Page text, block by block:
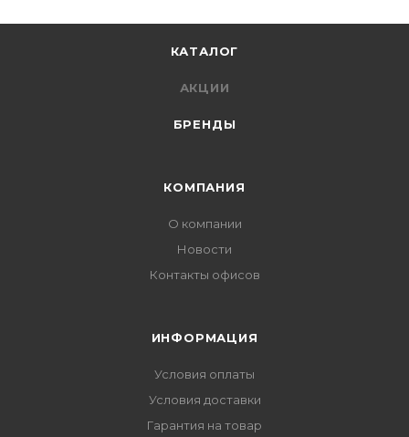
КАТАЛОГ
АКЦИИ
БРЕНДЫ
КОМПАНИЯ
О компании
Новости
Контакты офисов
ИНФОРМАЦИЯ
Условия оплаты
Условия доставки
Гарантия на товар